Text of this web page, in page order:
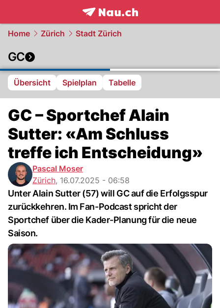
frontpage.NAU.ch
Home Zürich Stadt Zürich
GC
Übersicht Spielplan Tabelle
GC – Sportchef Alain
Sutter: «Am Schluss
treffe ich Entscheidung»
Pascal Moser
Zürich, 16.07.2025 - 06:58
Unter Alain Sutter (57) will GC auf die Erfolgsspur
zurückkehren. Im Fan-Podcast spricht der
Sportchef über die Kader-Planung für die neue
Saison.